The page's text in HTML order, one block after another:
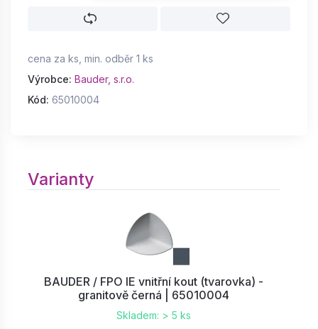
cena za ks, min. odběr 1 ks
Výrobce: Bauder, s.r.o.
Kód: 65010004
Varianty
BAUDER / FPO IE vnitřní kout (tvarovka) -
granitově černá | 65010004
Skladem: > 5 ks